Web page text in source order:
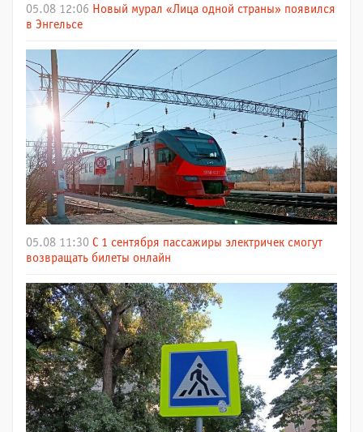
05.08 12:06 Новый мурал «Лица одной страны» появился
в Энгельсе
05.08 11:30 С 1 сентября пассажиры электричек смогут
возвращать билеты онлайн